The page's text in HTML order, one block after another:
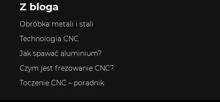
Z bloga
Obróbka metali i stali
Technologia CNC
Jak spawać aluminium?
Czym jest frezowanie CNC?
Toczenie CNC – poradnik